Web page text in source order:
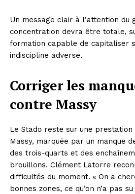
Un message clair à l’attention du
concentration devra être totale,
formation capable de capitaliser
indiscipline adverse.
Corriger les
contre Massy
Le Stado reste sur une
Massy, marquée par un manque
des trois-quarts et des
brouillons. Clément Latorre
difficultés du moment. « On a
bonnes zones, ce qu’on n’a pas